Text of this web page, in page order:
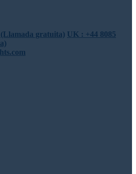
(Llamada gratuita) UK : +44 8085